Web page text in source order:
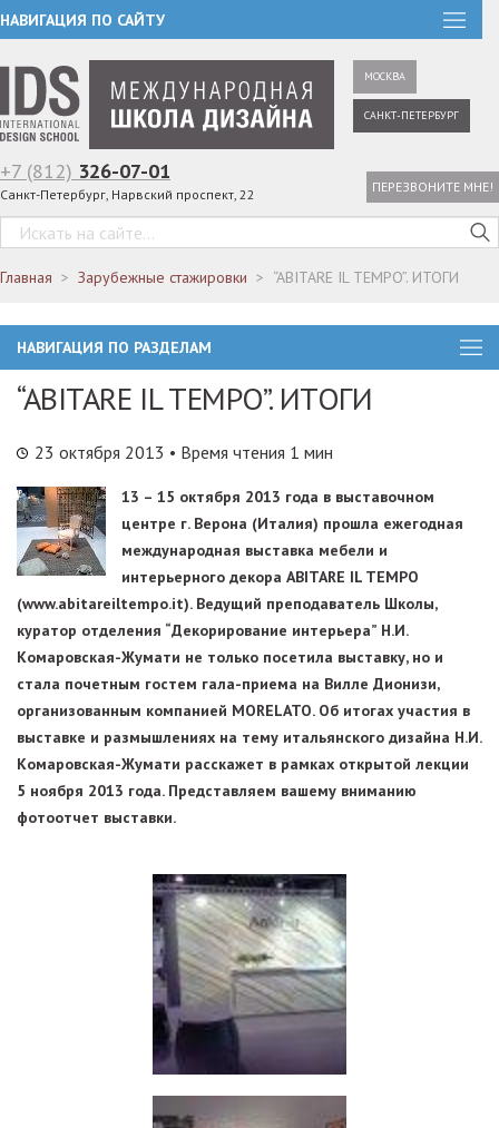
НАВИГАЦИЯ ПО САЙТУ
МОСКВА
САНКТ-ПЕТЕРБУРГ
+7 (812) 326-07-01
Санкт-Петербург, Нарвский проспект, 22 ПЕРЕЗВОНИТЕ МНЕ!
Главная Зарубежные стажировки “ABITARE IL TEMPO”. ИТОГИ
НАВИГАЦИЯ ПО РАЗДЕЛАМ
“ABITARE IL TEMPO”. ИТОГИ
23 октября 2013 • Время чтения 1 мин
13 – 15 октября 2013 года в выставочном
центре г. Верона (Италия) прошла ежегодная
международная выставка мебели и
интерьерного декора ABITARE IL TEMPO
(www.abitareiltempo.it). Ведущий преподаватель Школы,
куратор отделения “Декорирование интерьера” Н.И.
Комаровская-Жумати не только посетила выставку, но и
стала почетным гостем гала-приема на Вилле Дионизи,
организованным компанией MORELATO. Об итогах участия в
выставке и размышлениях на тему итальянского дизайна Н.И.
Комаровская-Жумати расскажет в рамках открытой лекции
5 ноября 2013 года. Представляем вашему вниманию
фотоотчет выставки.